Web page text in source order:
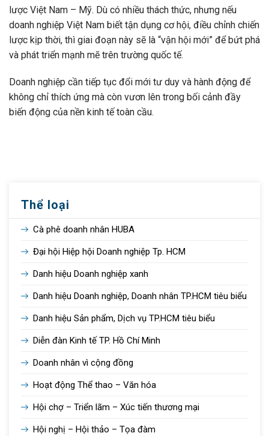
lược Việt Nam – Mỹ. Dù có nhiều thách thức, nhưng nếu
doanh nghiệp Việt Nam biết tận dụng cơ hội, điều chỉnh chiến
lược kịp thời, thì giai đoạn này sẽ là “vận hội mới” để bứt phá
và phát triển mạnh mẽ trên trường quốc tế.
Doanh nghiệp cần tiếp tục đổi mới tư duy và hành động để
không chỉ thích ứng mà còn vươn lên trong bối cảnh đầy
biến động của nền kinh tế toàn cầu.
Thể loại
Cà phê doanh nhân HUBA
Đại hội Hiệp hội Doanh nghiệp Tp. HCM
Danh hiệu Doanh nghiệp xanh
Danh hiệu Doanh nghiệp, Doanh nhân TP.HCM tiêu biểu
Danh hiệu Sản phẩm, Dịch vụ TP.HCM tiêu biểu
Diễn đàn Kinh tế TP. Hồ Chí Minh
Doanh nhân vì cộng đồng
Hoạt động Thể thao – Văn hóa
Hội chợ – Triển lãm – Xúc tiến thương mại
Hội nghị – Hội thảo – Tọa đàm